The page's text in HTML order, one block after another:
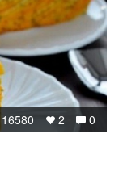
0
2
16580